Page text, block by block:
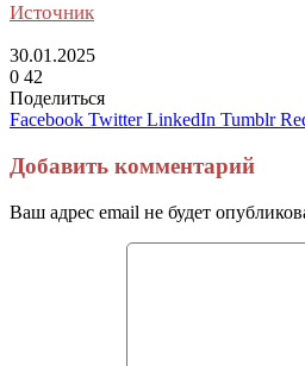
Источник
30.01.2025
0 42
Поделиться
Facebook Twitter LinkedIn Tumblr
Добавить комментарий
Ваш адрес email не будет